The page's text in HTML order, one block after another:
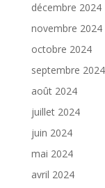
décembre 2024
novembre 2024
octobre 2024
septembre 2024
août 2024
juillet 2024
juin 2024
mai 2024
avril 2024